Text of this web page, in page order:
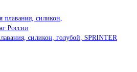
силикон, голубой, SPRINTER